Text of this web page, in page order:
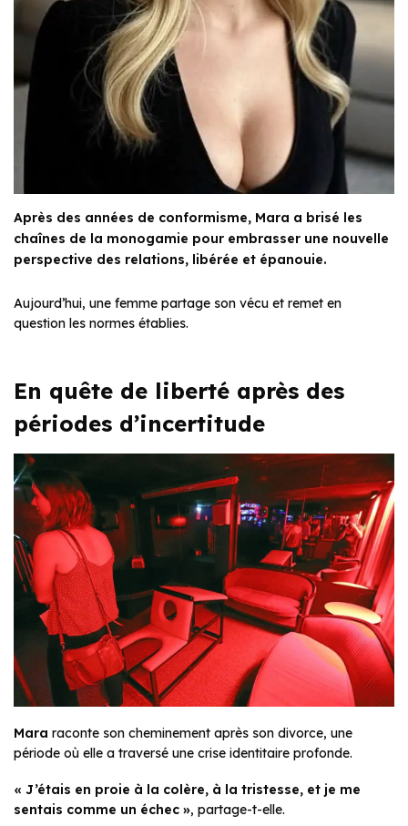
Après des années de conformisme, Mara a brisé les
chaînes de la monogamie pour embrasser une nouvelle
perspective des relations, libérée et épanouie.
Aujourd’hui, une femme partage son vécu et remet en
question les normes établies.
En quête de liberté après des
périodes d’incertitude
Mara raconte son cheminement après son divorce, une
période où elle a traversé une crise identitaire profonde.
« J’étais en proie à la colère, à la tristesse, et je me
sentais comme un échec », partage-t-elle.